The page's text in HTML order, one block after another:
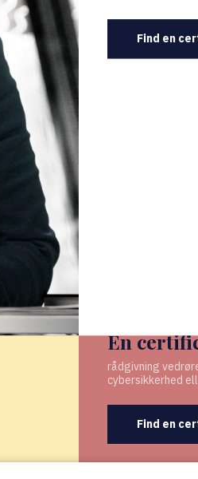
Find en
En
rådgivning
cybersikkerhed
Find en